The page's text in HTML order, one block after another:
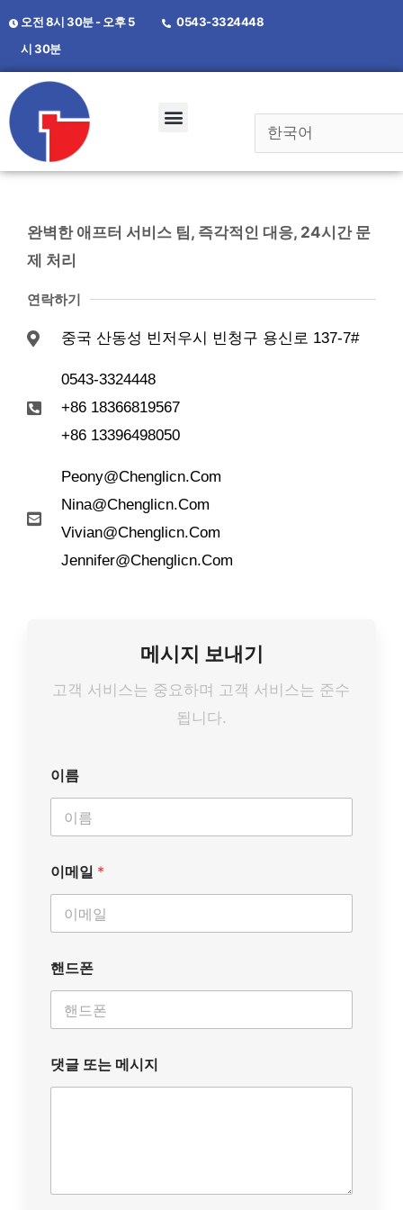
오전 8시 30분 - 오후 5
시 30분
0543-3324448
완벽한 애프터 서비스 팀, 즉각적인 대응, 24시간 문
제 처리
연락하기
중국 산동성 빈저우시 빈청구 용신로 137-7#
0543-3324448
+86 18366819567
+86 13396498050
Peony@chenglicn.com
Nina@chenglicn.com
Vivian@chenglicn.com
Jennifer@chenglicn.com
메시지 보내기
고객 서비스는 중요하며 고객 서비스는 준수
됩니다.
이름
이메일 *
핸드폰
댓글 또는 메시지